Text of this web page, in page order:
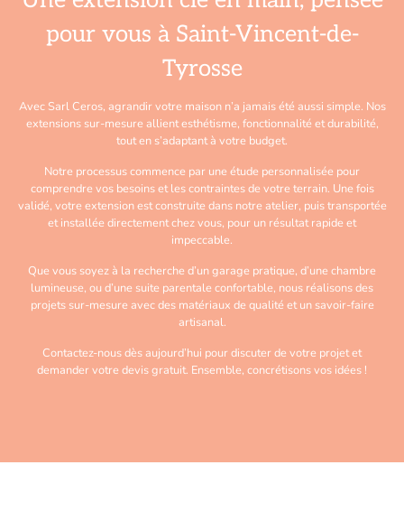
pour vous à Saint-Vincent-de-
Tyrosse
Avec Sarl Ceros, agrandir votre maison n’a jamais été aussi simple. Nos
extensions sur-mesure allient esthétisme, fonctionnalité et durabilité,
tout en s’adaptant à votre budget.
Notre processus commence par une étude personnalisée pour
comprendre vos besoins et les contraintes de votre terrain. Une fois
validé, votre extension est construite dans notre atelier, puis transportée
et installée directement chez vous, pour un résultat rapide et
impeccable.
Que vous soyez à la recherche d’un garage pratique, d’une chambre
lumineuse, ou d’une suite parentale confortable, nous réalisons des
projets sur-mesure avec des matériaux de qualité et un savoir-faire
artisanal.
Contactez-nous dès aujourd’hui pour discuter de votre projet et
demander votre devis gratuit. Ensemble, concrétisons vos idées !